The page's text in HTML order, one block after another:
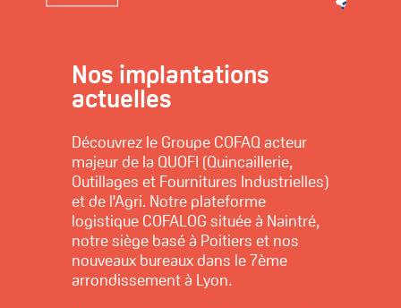
Nos implantations
actuelles
Découvrez le Groupe COFAQ acteur
majeur de la QUOFI (Quincaillerie,
Outillages et Fournitures Industrielles)
et de l'Agri. Notre plateforme
logistique COFALOG située à Naintré,
notre siège basé à Poitiers et nos
nouveaux bureaux dans le 7ème
arrondissement à Lyon.